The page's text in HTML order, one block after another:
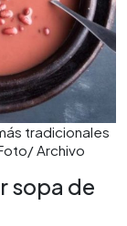
tradicionales
Archivo
sopa de